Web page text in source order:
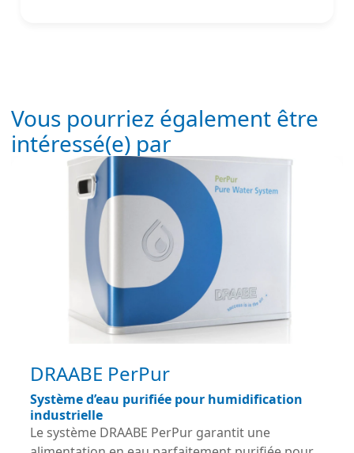
Vous pourriez également être
intéressé(e) par
DRAABE PerPur
Système d’eau purifiée pour humidification
industrielle
Le système DRAABE PerPur garantit une